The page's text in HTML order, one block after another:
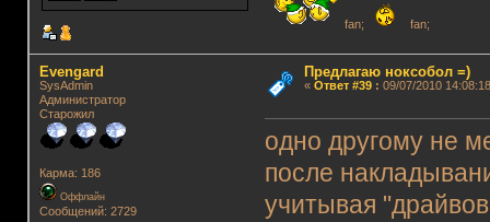
fan; fan;
Evengard
SysAdmin
Администратор
Старожил
Карма: 186
Оффлайн
Сообщений: 2729
Предлагаю ноксобол =)
« Ответ #39: 09/07/2010
одно другому не
после
учитывая